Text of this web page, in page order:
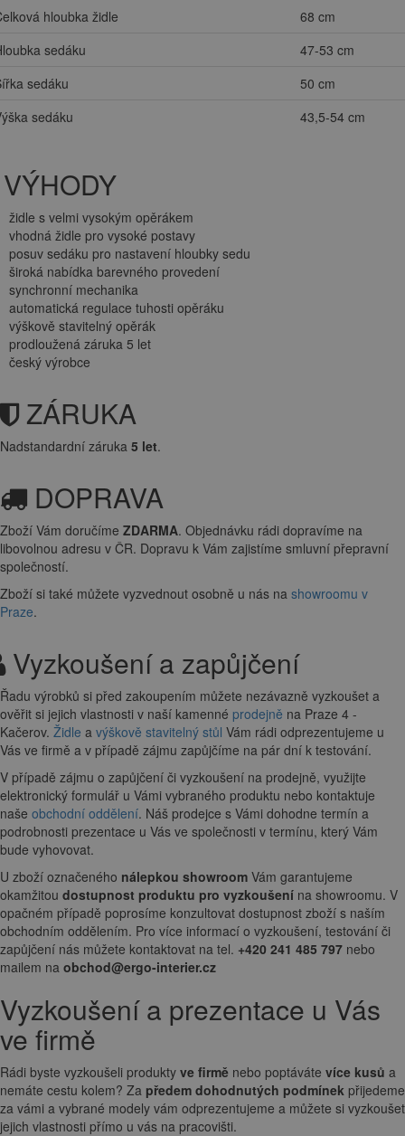
hloubka židle
68 cm
sedáku
47-53 cm
sedáku
50 cm
sedáku
43,5-54 cm
židle s velmi vysokým opěrákem
vhodná židle pro vysoké postavy
posuv sedáku pro nastavení hloubky sedu
široká nabídka barevného provedení
synchronní mechanika
automatická regulace tuhosti opěráku
výškově stavitelný opěrák
prodloužená záruka 5 let
český výrobce
ZÁRUKA
Nadstandardní záruka 5 let.
DOPRAVA
Zboží Vám doručíme ZDARMA. Objednávku rádi dopravíme na
libovolnou adresu v ČR. Dopravu k Vám zajistíme smluvní přepravní
společností.
Zboží si také můžete vyzvednout osobně u nás na showroomu v
Praze.
Vyzkoušení a zapůjčení
Řadu výrobků si před zakoupením můžete nezávazně vyzkoušet a
ověřit si jejich vlastnosti v naší kamenné prodejně na Praze 4 -
Kačerov. Židle a výškově stavitelný stůl Vám rádi odprezentujeme u
Vás ve firmě a v případě zájmu zapůjčíme na pár dní k testování.
V případě zájmu o zapůjčení či vyzkoušení na prodejně, využijte
elektronický formulář u Vámi vybraného produktu nebo kontaktuje
naše obchodní oddělení. Náš prodejce s Vámi dohodne termín a
podrobnosti prezentace u Vás ve společnosti v termínu, který Vám
bude vyhovovat.
U zboží označeného nálepkou showroom Vám garantujeme
okamžitou dostupnost produktu pro vyzkoušení na showroomu. V
opačném případě poprosíme konzultovat dostupnost zboží s naším
obchodním oddělením. Pro více informací o vyzkoušení, testování či
zapůjčení nás můžete kontaktovat na tel. +420 241 485 797 nebo
mailem na obchod@ergo-interier.cz
Vyzkoušení a prezentace u Vás
ve firmě
Rádi byste vyzkoušeli produkty ve firmě nebo poptáváte více kusů a
nemáte cestu kolem? Za předem dohodnutých podmínek přijedeme
za vámi a vybrané modely vám odprezentujeme a můžete si vyzkoušet
jejich vlastnosti přímo u vás na pracovišti.